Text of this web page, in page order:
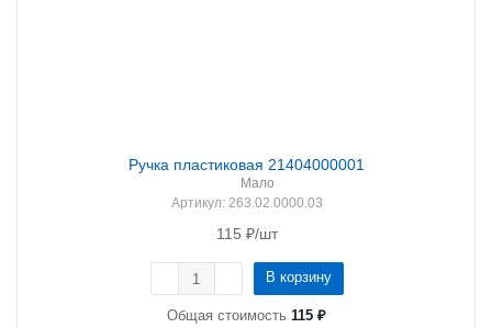
Ручка пластиковая 21404000001
Мало
Артикул: 263.02.0000.03
115 ₽/шт
В корзину
Общая стоимость 115 ₽